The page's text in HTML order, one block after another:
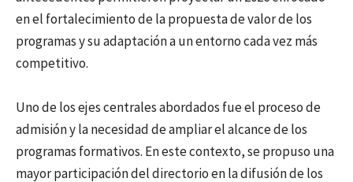
en el fortalecimiento de la propuesta de valor de los
programas y su adaptación a un entorno cada vez más
competitivo.
Uno de los ejes centrales abordados fue el proceso de
admisión y la necesidad de ampliar el alcance de los
programas formativos. En este contexto, se propuso una
mayor participación del directorio en la difusión de los